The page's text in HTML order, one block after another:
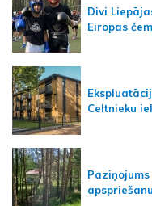
Divi
Eiropas
Celtnieku